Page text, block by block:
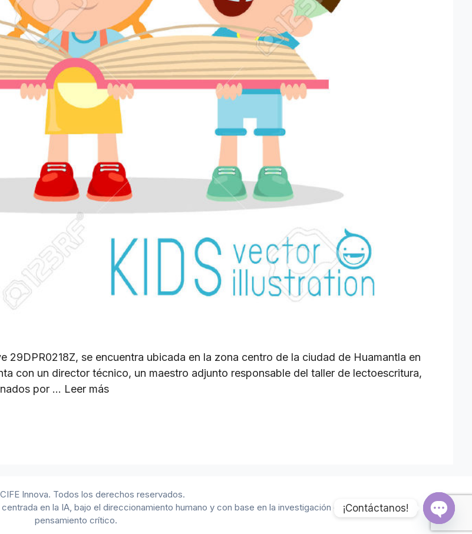
29DPR0218Z, se encuentra ubicada en la zona centro de la ciudad de Huamantla en
con un director técnico, un maestro adjunto responsable del taller de lectoescritura,
por … Leer más
Innova. Todos los derechos reservados.
en la IA, bajo el direccionamiento humano y con base en la investigación científica y el
pensamiento crítico.
¡Contáctanos!
Open